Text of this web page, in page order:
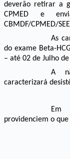
deverão retirar a
CPMED e
CBMDF/CPMED/
As
do exame Beta-
– até 02 de Julho
A
caracterizará
Em
providenciem o que